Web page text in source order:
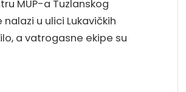
MUP-a Tuzlanskog
u ulici Lukavičkih
a vatrogasne ekipe su